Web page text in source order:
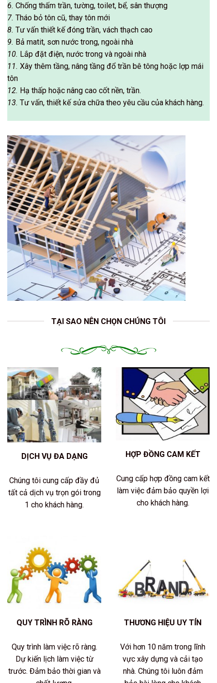
6. Chống thấm trần, tường, toilet, bể, sân thượng
7. Tháo bỏ tôn cũ, thay tôn mới
8. Tư vấn thiết kế đóng trần, vách thạch cao
9. Bả matit, sơn nước trong, ngoài nhà
10. Lắp đặt điện, nước trong và ngoài nhà
11. Xây thêm tầng, nâng tầng đổ trần bê tông hoặc lợp mái
tôn
12. Hạ thấp hoặc nâng cao cốt nền, trần.
13. Tư vấn, thiết kế sửa chữa theo yêu cầu của khách hàng.
TẠI SAO NÊN CHỌN CHÚNG TÔI
DỊCH VỤ ĐA DẠNG
Chúng tôi cung cấp đầy đủ
tất cả dịch vụ trọn gói trong
1 cho khách hàng.
HỢP ĐỒNG CAM KẾT
Cung cấp hợp đồng cam kết
làm việc đảm bảo quyền lợi
cho khách hàng.
QUY TRÌNH RÕ RÀNG
Quy trình làm việc rõ ràng.
Dự kiến lịch làm việc từ
trước. Đảm bảo thời gian và
THƯƠNG HIỆU UY TÍN
Với hơn 10 năm trong lĩnh
vực xây dựng và cải tạo
nhà. Chúng tôi luôn đảm